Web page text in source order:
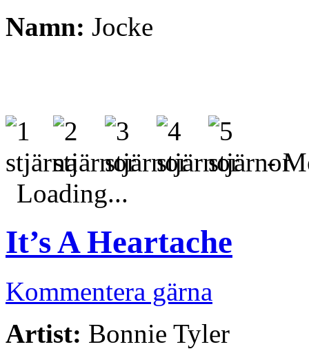
Namn: Jocke
-
Loading...
It’s A Heartache
Kommentera gärna
Artist: Bonnie Tyler